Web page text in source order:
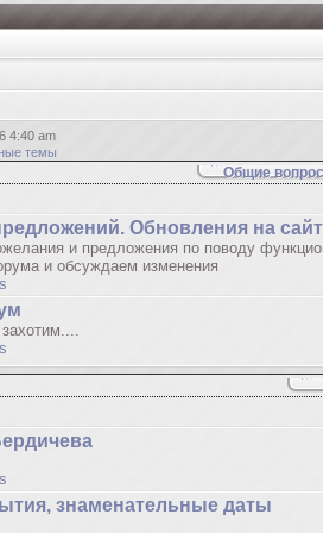
4:40 am
темы
Общие
Обновления на
и предложения по поводу
и обсуждаем изменения
знаменательные даты